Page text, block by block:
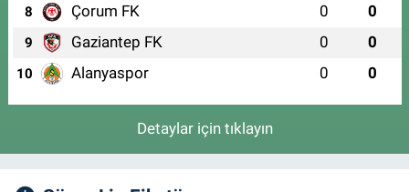
8 Çorum FK 0 0
9 Gaziantep FK 0 0
10 Alanyaspor 0 0
Detaylar için tıklayın